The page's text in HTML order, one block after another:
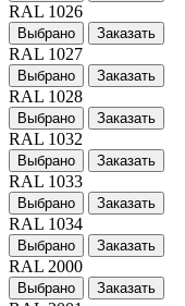
RAL 1026
Выбрано Заказать
RAL 1027
Выбрано Заказать
RAL 1028
Выбрано Заказать
RAL 1032
Выбрано Заказать
RAL 1033
Выбрано Заказать
RAL 1034
Выбрано Заказать
RAL 2000
Выбрано Заказать